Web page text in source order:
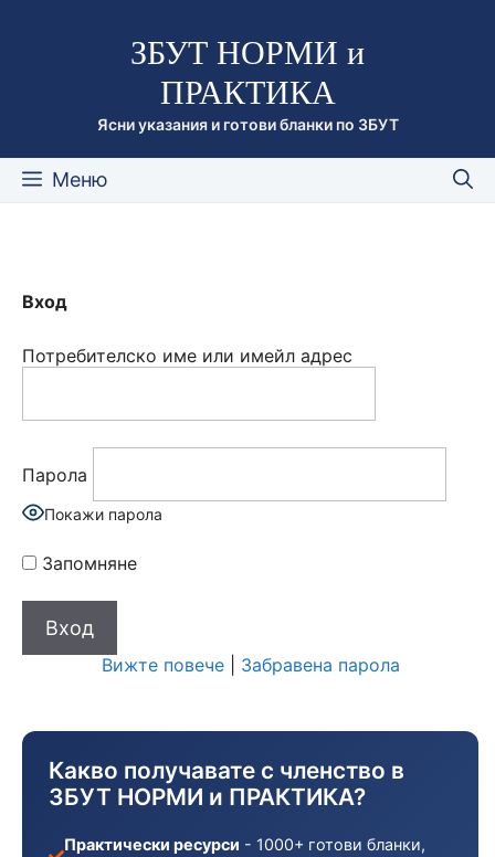
съдържаниетоЗБУТ НОРМИ и
ПРАКТИКА
Ясни указания и готови бланки по ЗБУТ
Меню
Вход
Потребителско име или имейл адрес
Парола
Покажи парола
Запомняне
Вижте повече| Забравена парола
Какво получавате с членство в
ЗБУТ НОРМИ и ПРАКТИКА?
Практически ресурси - 1000+ готови бланки,